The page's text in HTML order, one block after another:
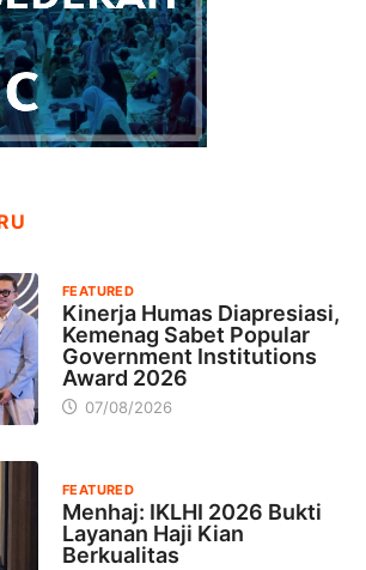
FEATURED
Kinerja Humas Diapresiasi,
Kemenag Sabet Popular
Government Institutions
Award 2026
07/08/2026
FEATURED
Menhaj: IKLHI 2026 Bukti
Layanan Haji Kian
Berkualitas